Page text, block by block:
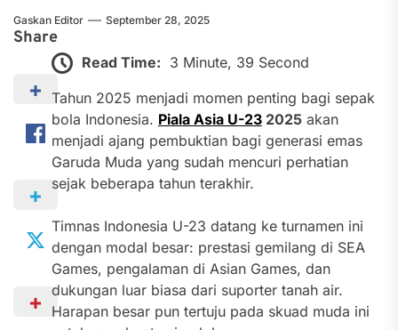
Gaskan Editor September 28, 2025
Share
Read Time: 3 Minute, 39 Second
Tahun 2025 menjadi momen penting bagi sepak
bola Indonesia. Piala Asia U-232025akan
menjadi ajang pembuktian bagi generasi emas
Garuda Muda yang sudah mencuri perhatian
sejak beberapa tahun terakhir.
Timnas Indonesia U-23 datang ke turnamen ini
dengan modal besar: prestasi gemilang di SEA
Games, pengalaman di Asian Games, dan
dukungan luar biasa dari suporter tanah air.
Harapan besar pun tertuju pada skuad muda ini